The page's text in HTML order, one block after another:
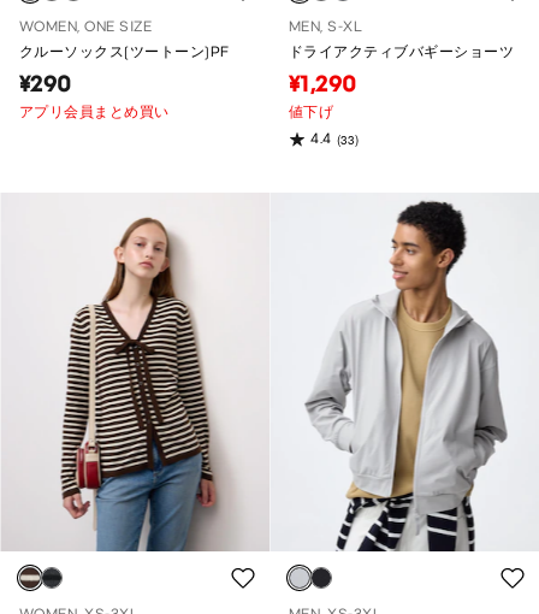
WOMEN, ONE SIZE
クルーソックス(ツートーン)PF
¥290
アプリ会員まとめ買い
MEN, S-XL
ドライアクティブバギーショーツ
¥1,290
値下げ
4.4 (33)